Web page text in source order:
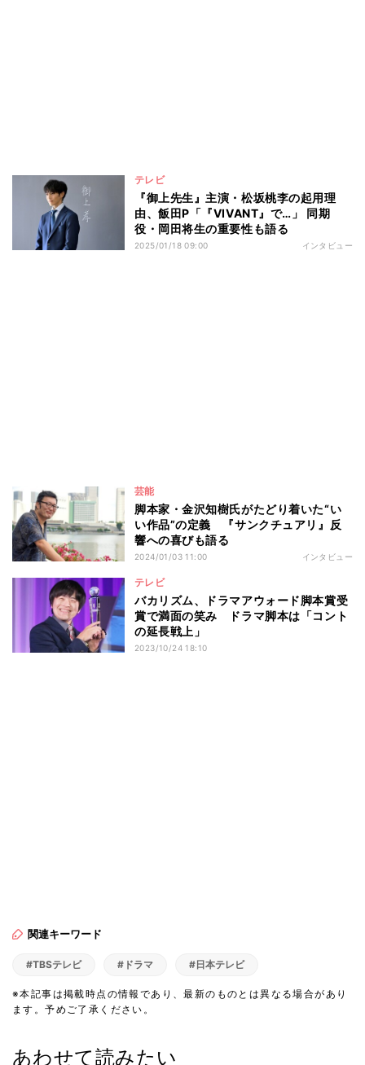
テレビ
『御上先生』主演・松坂桃李の起用理
由、飯田P「『VIVANT』で…」 同期
役・岡田将生の重要性も語る
2025/01/18 09:00 インタビュー
芸能
脚本家・金沢知樹氏がたどり着いた“い
い作品”の定義 『サンクチュアリ』反
響への喜びも語る
2024/01/03 11:00 インタビュー
テレビ
バカリズム、ドラマアウォード脚本賞受
賞で満面の笑み ドラマ脚本は「コント
の延長戦上」
2023/10/24 18:10
関連キーワード
#TBSテレビ #ドラマ #日本テレビ
※本記事は掲載時点の情報であり、最新のものとは異なる場合があり
ます。予めご了承ください。
あわせて読みたい